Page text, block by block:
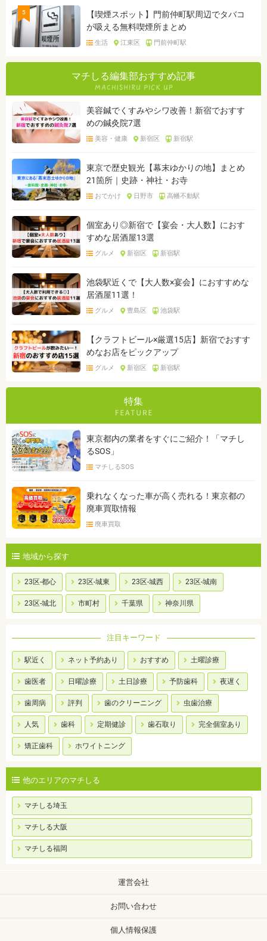
5
【喫煙スポット】門前仲町駅周辺でタバコ
が吸える無料喫煙所まとめ
生活 江東区 門前仲町駅
マチしる編集部おすすめ記事
美容鍼でくすみやシワ改善！新宿でおすす
めの鍼灸院7選
美容・健康 新宿区 新宿駅
東京で歴史観光【幕末ゆかりの地】まとめ
21箇所｜史跡・神社・お寺
おでかけ 日野市 高幡不動駅
個室あり◎新宿で【宴会・大人数】におす
すめな居酒屋13選
グルメ 新宿区 新宿駅
池袋駅近くで【大人数×宴会】におすすめな
居酒屋11選！
グルメ 豊島区 池袋駅
【クラフトビール×厳選15店】新宿でおすす
めなお店をピックアップ
グルメ 新宿区 新宿駅
特集
東京都内の業者をすぐにご紹介！「マチし
るSOS」
マチしるSOS
乗れなくなった車が高く売れる！東京都の
廃車買取情報
廃車買取
地域から探す
23区-都心 23区-城東 23区-城西 23区-城南
23区-城北 市町村 千葉県 神奈川県
注目キーワード
駅近く ネット予約あり おすすめ 土曜診療
歯医者 日曜診療 土日診療 予防歯科 夜遅く
歯周病 評判 歯のクリーニング 虫歯治療
人気 歯科 定期健診 歯石取り 完全個室あり
矯正歯科 ホワイトニング
他のエリアのマチしる
マチしる埼玉
マチしる大阪
マチしる福岡
運営会社
お問い合わせ
個人情報保護